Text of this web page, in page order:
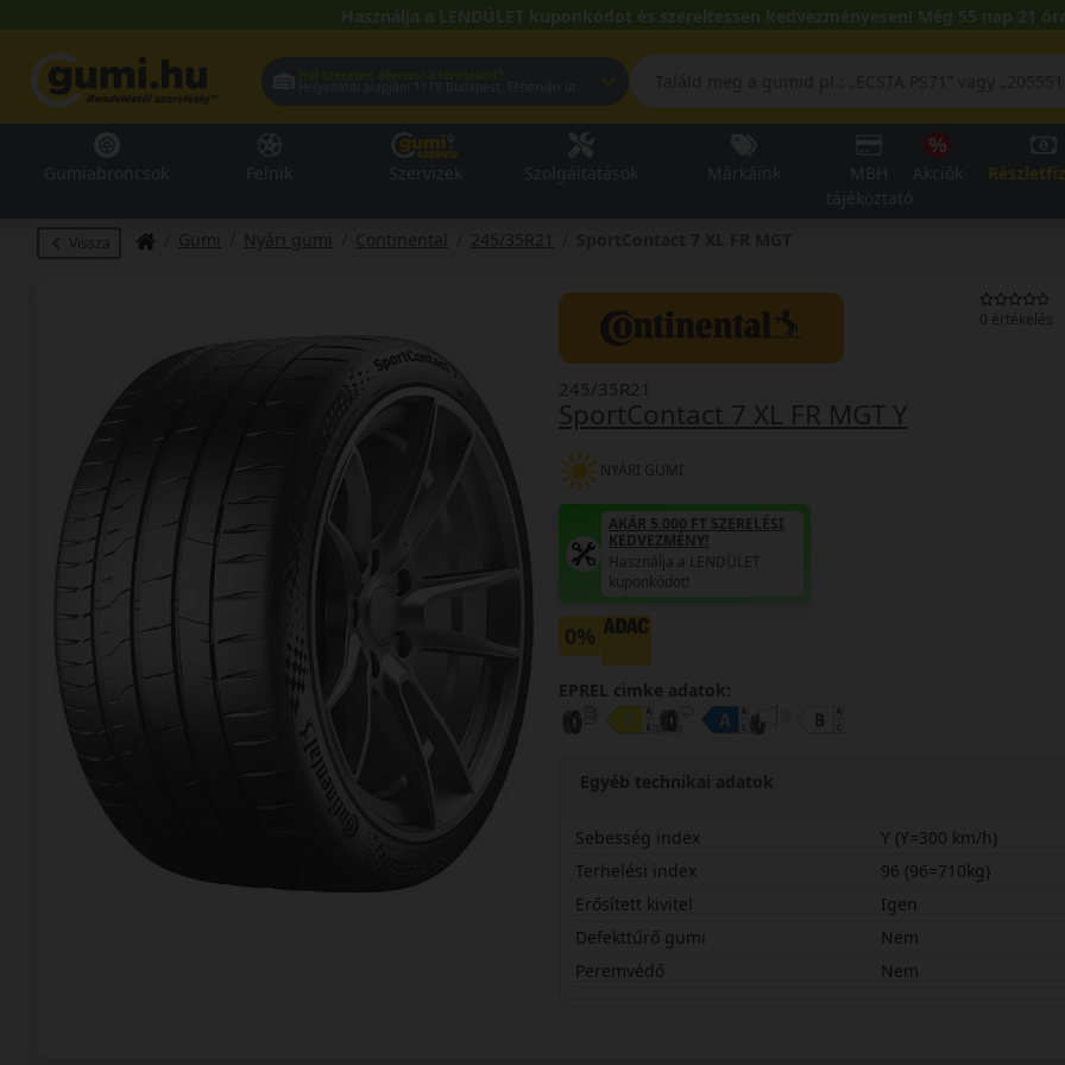
Használja a LENDÜLET kuponkódot és szereltessen kedvezményesen! Még 55 nap 21
Vissza Gumi Nyári gumi Continental 245/35R21
0 értékelés
SportContact 7 XL FR MGT Y
245/35R21
NYÁRI GUMI
AKÁR 5.000 FT SZERELÉSI
KEDVEZMÉNY!
Használja a LENDÜLET
kuponkódot!
0%
EPREL cimke adatok:
Egyéb technikai adatok
Sebesség index
Y (Y=300 km/h)
Terhelési index
96 (96=710kg)
Erősített kivitel
Igen
Defekttűrő gumi
Nem
Peremvédő
Nem